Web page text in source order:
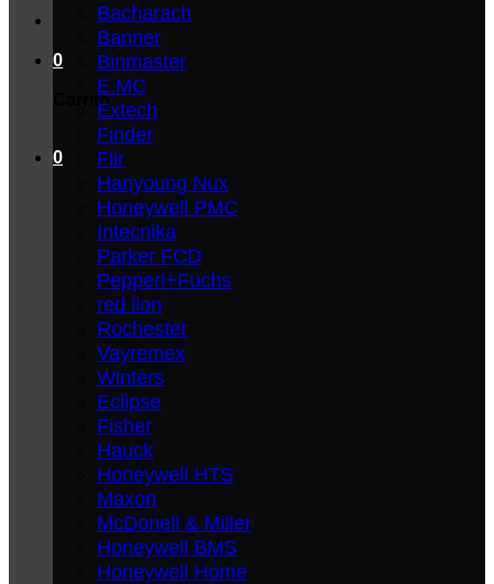
0
Carrito
0
Bacharach
Banner
Binmaster
E.MC
Extech
Finder
Flir
Hanyoung Nux
Honeywell PMC
Intecnika
Parker FCD
Pepperl+Fuchs
red lion
Rochester
Vayremex
Winters
Eclipse
Fisher
Hauck
Honeywell HTS
Maxon
McDonell & Miller
Honeywell BMS
Honeywell Home